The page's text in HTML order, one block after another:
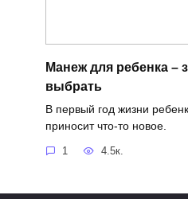
Манеж для ребенка –
выбрать
В первый год жизни
приносит что-то новое.
1 4.5к.